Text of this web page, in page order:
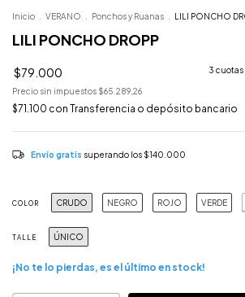
Inicio VERANO Ponchos y Ruanas LILI PONCHO
LILI PONCHO DROPP
$79.000 3 cuotas
Precio sin impuestos $65.289,26
$71.100 con Transferencia o depósito bancario
Envío gratis superando los $140.000
COLOR CRUDO NEGRO ROJO VERDE
TALLE ÚNICO
¡No te lo pierdas, es el último en stock!